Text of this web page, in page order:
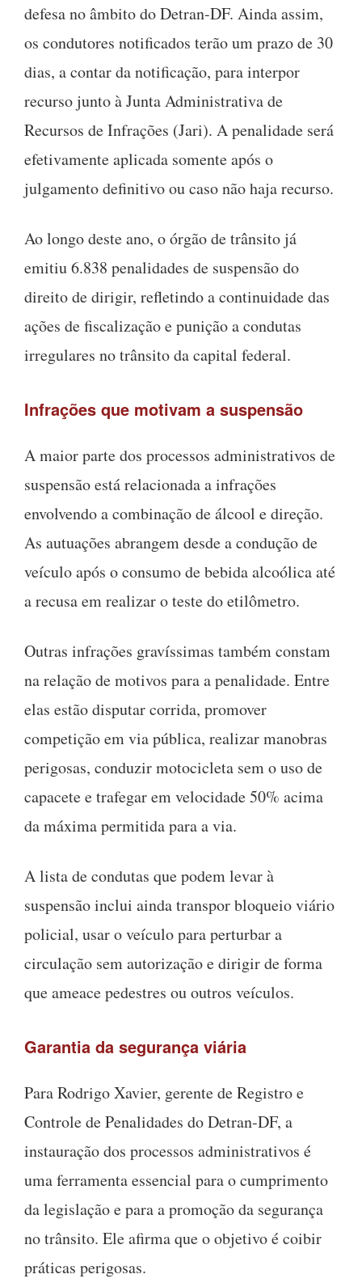
defesa no âmbito do Detran-DF. Ainda assim,
os condutores notificados terão um prazo de 30
dias, a contar da notificação, para interpor
recurso junto à Junta Administrativa de
Recursos de Infrações (Jari). A penalidade será
efetivamente aplicada somente após o
julgamento definitivo ou caso não haja recurso.
Ao longo deste ano, o órgão de trânsito já
emitiu 6.838 penalidades de suspensão do
direito de dirigir, refletindo a continuidade das
ações de fiscalização e punição a condutas
irregulares no trânsito da capital federal.
Infrações que motivam a suspensão
A maior parte dos processos administrativos de
suspensão está relacionada a infrações
envolvendo a combinação de álcool e direção.
As autuações abrangem desde a condução de
veículo após o consumo de bebida alcoólica até
a recusa em realizar o teste do etilômetro.
Outras infrações gravíssimas também constam
na relação de motivos para a penalidade. Entre
elas estão disputar corrida, promover
competição em via pública, realizar manobras
perigosas, conduzir motocicleta sem o uso de
capacete e trafegar em velocidade 50% acima
da máxima permitida para a via.
A lista de condutas que podem levar à
suspensão inclui ainda transpor bloqueio viário
policial, usar o veículo para perturbar a
circulação sem autorização e dirigir de forma
que ameace pedestres ou outros veículos.
Garantia da segurança viária
Para Rodrigo Xavier, gerente de Registro e
Controle de Penalidades do Detran-DF, a
instauração dos processos administrativos é
uma ferramenta essencial para o cumprimento
da legislação e para a promoção da segurança
no trânsito. Ele afirma que o objetivo é coibir
práticas perigosas.